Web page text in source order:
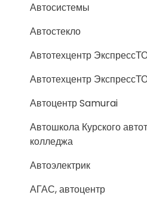
Автосистемы
Автостекло
Автотехцентр
Автотехцентр
Автоцентр Samurai
Автошкола Курского
колледжа
Автоэлектрик
АГАС, автоцентр